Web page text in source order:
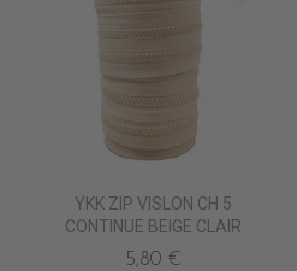
YKK ZIP VISLON CH 5
CONTINUE BEIGE CLAIR
5,80 €